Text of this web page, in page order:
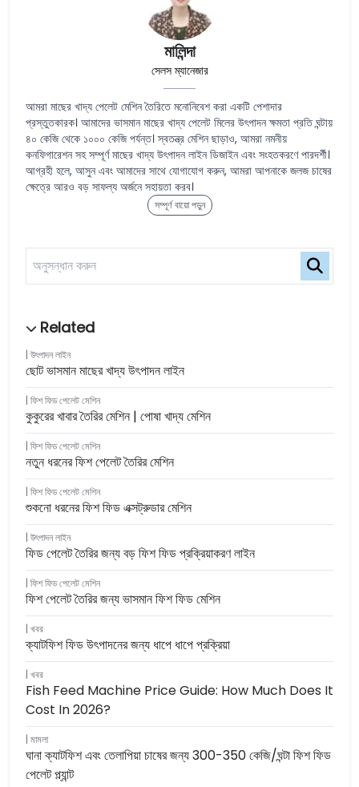
মালিন্দা
সেলস ম্যানেজার
আমরা মাছের খাদ্য পেলেট মেশিন তৈরিতে মনোনিবেশ করা একটি পেশাদার
প্রস্তুতকারক। আমাদের ভাসমান মাছের খাদ্য পেলেট মিলের উৎপাদন ক্ষমতা প্রতি ঘন্টায়
৪০ কেজি থেকে ১০০০ কেজি পর্যন্ত। স্বতন্ত্র মেশিন ছাড়াও, আমরা নমনীয়
কনফিগারেশন সহ সম্পূর্ণ মাছের খাদ্য উৎপাদন লাইন ডিজাইন এবং সংহতকরণে পারদর্শী।
আগ্রহী হলে, আসুন এবং আমাদের সাথে যোগাযোগ করুন, আমরা আপনাকে জলজ চাষের
ক্ষেত্রে আরও বড় সাফল্য অর্জনে সহায়তা করব।
সম্পূর্ণ বায়ো পড়ুন
উৎপাদন লাইন
ছোট ভাসমান মাছের খাদ্য উৎপাদন লাইন
ফিশ ফিড পেলেট মেশিন
কুকুরের খাবার তৈরির মেশিন | পোষা খাদ্য মেশিন
ফিশ ফিড পেলেট মেশিন
নতুন ধরনের ফিশ পেলেট তৈরির মেশিন
ফিশ ফিড পেলেট মেশিন
শুকনো ধরনের ফিশ ফিড এক্সট্রুডার মেশিন
উৎপাদন লাইন
ফিড পেলেট তৈরির জন্য বড় ফিশ ফিড প্রক্রিয়াকরণ লাইন
ফিশ ফিড পেলেট মেশিন
ফিশ পেলেট তৈরির জন্য ভাসমান ফিশ ফিড মেশিন
খবর
ক্যাটফিশ ফিড উৎপাদনের জন্য ধাপে ধাপে প্রক্রিয়া
খবর
Fish Feed Machine Price Guide: How Much Does It
Cost In 2026?
মামলা
ঘানা ক্যাটফিশ এবং তেলাপিয়া চাষের জন্য 300-350 কেজি/ঘন্টা ফিশ ফিড
পেলেট প্ল্যান্ট